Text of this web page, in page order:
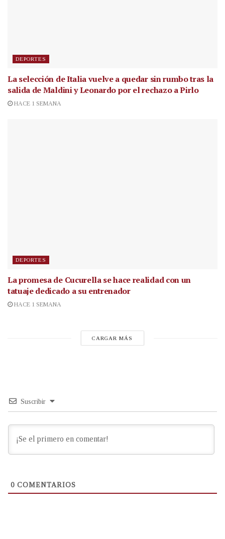
DEPORTES
La selección de Italia vuelve a quedar sin rumbo tras la
salida de Maldini y Leonardo por el rechazo a Pirlo
HACE 1 SEMANA
DEPORTES
La promesa de Cucurella se hace realidad con un
tatuaje dedicado a su entrenador
HACE 1 SEMANA
CARGAR MÁS
Suscribir
0 COMENTARIOS